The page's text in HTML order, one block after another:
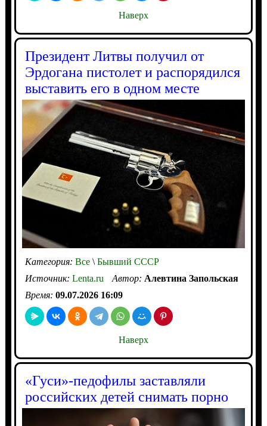
Наверх
Президент Литвы получил от
Эрдогана пистолет и распорядился
выставить его в одном месте
Категория: Все\Бывший СССР
Источник: Lenta.ru Автор: Алевтина Запольская
Время: 09.07.2026 16:09
Наверх
«Гуси»-педофилы заставляли
российских детей снимать порно